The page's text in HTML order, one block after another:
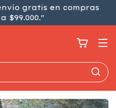
gratis en compras
$99.000."